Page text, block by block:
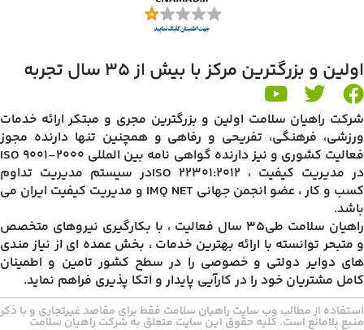
اولین و بزرگترین مرکز با بیش از 35 سال تجربه
شرکت راهیان سلامت اولین و بزرگترین مجری و مبتکر ارائه خدمات
ورزشی، فرهنگی، تفریحی و رفاهی و همچنین تنها دارنده مجوز
فعالیت کشوری و نیز دارنده گواهی نامه بین المللی ISO 9001-2000
در مدیریت کیفیت ، ISO 22301:2012در سیستم مدیریت تداوم
کسب و کار ، عضو انجمن جهانی IMQ NET و مدیریت کیفیت ایران می
باشد.
راهیان سلامت طی35 سال فعالیت ، با بکارگیری نیروهای متخصص
و متبحر توانسته با ارائه بهترین خدمات ، بخش عمده ای از نیاز مندی
های دوایر دولتی و خصوصی را در سطح کشور تامین و اطمینان
کامل مشتریان خود را در کارآیی پایدار و اتکا پذیری فراهم نماید.
استفاده از مطالب وب سایت راهیان سلامت فقط برای مقاصد غیرتجاری و با ذکر
منبع بلامانع است. کلیه حقوق این سایت متعلق به شرکت راهیان سلامت